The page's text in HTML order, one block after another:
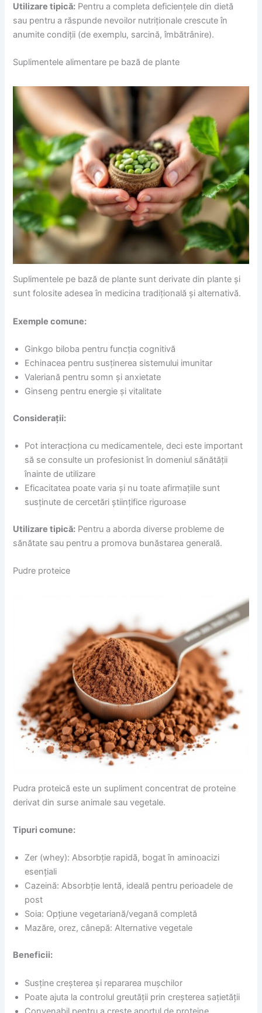
Utilizare tipică: Pentru a completa deficiențele din dietă
sau pentru a răspunde nevoilor nutriționale crescute în
anumite condiții (de exemplu, sarcină, îmbătrânire).
Suplimentele alimentare pe bază de plante
Suplimentele pe bază de plante sunt derivate din plante și
sunt folosite adesea în medicina tradițională și alternativă.
Exemple comune:
Ginkgo biloba pentru funcția cognitivă
Echinacea pentru susținerea sistemului imunitar
Valeriană pentru somn și anxietate
Ginseng pentru energie și vitalitate
Considerații:
Pot interacționa cu medicamentele, deci este important
să se consulte un profesionist în domeniul sănătății
înainte de utilizare
Eficacitatea poate varia și nu toate afirmațiile sunt
susținute de cercetări științifice riguroase
Utilizare tipică: Pentru a aborda diverse probleme de
sănătate sau pentru a promova bunăstarea generală.
Pudre proteice
Pudra proteică este un supliment concentrat de proteine
derivat din surse animale sau vegetale.
Tipuri comune:
Zer (whey): Absorbție rapidă, bogat în aminoacizi
esențiali
Cazeină: Absorbție lentă, ideală pentru perioadele de
post
Soia: Opțiune vegetariană/vegană completă
Mazăre, orez, cânepă: Alternative vegetale
Beneficii:
Susține creșterea și repararea mușchilor
Poate ajuta la controlul greutății prin creșterea sațietății